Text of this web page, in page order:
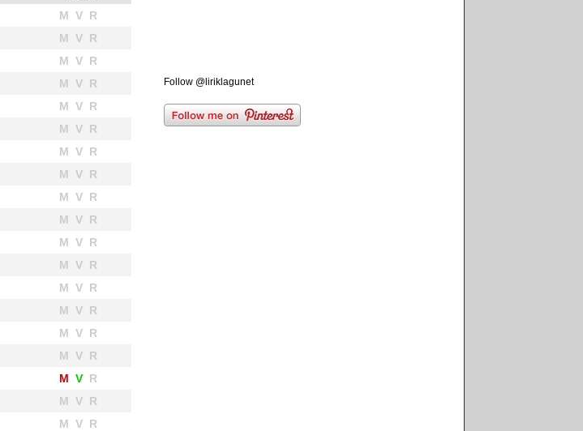
M V R
M V R
M V R
M V R
M V R
M V R
M V R
M V R
M V R
M V R
M V R
M V R
M V R
M V R
M V R
M V R
M VR
M V R
M V R
Follow @liriklagunet